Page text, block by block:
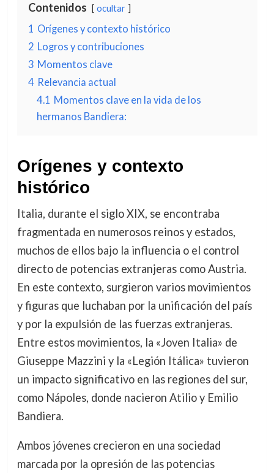
Contenidos ocultar
1 Orígenes y contexto histórico
2 Logros y contribuciones
3 Momentos clave
4 Relevancia actual
4.1 Momentos clave en la vida de los
hermanos Bandiera:
Orígenes y contexto
histórico
Italia, durante el siglo XIX, se encontraba
fragmentada en numerosos reinos y estados,
muchos de ellos bajo la influencia o el control
directo de potencias extranjeras como Austria.
En este contexto, surgieron varios movimientos
y figuras que luchaban por la unificación del país
y por la expulsión de las fuerzas extranjeras.
Entre estos movimientos, la «Joven Italia» de
Giuseppe Mazzini y la «Legión Itálica» tuvieron
un impacto significativo en las regiones del sur,
como Nápoles, donde nacieron Atilio y Emilio
Bandiera.
Ambos jóvenes crecieron en una sociedad
marcada por la opresión de las potencias